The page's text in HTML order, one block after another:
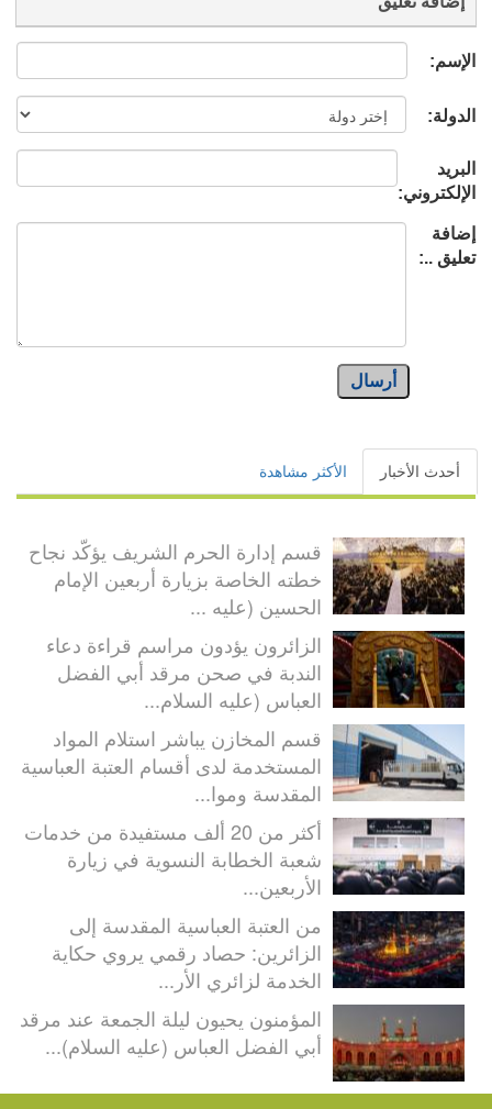
الإسم:
الدولة:
البريد
الإلكتروني:
إضافة
تعليق ..:
أرسال
أحدث الأخبار الأكثر مشاهدة
قسم إدارة الحرم الشريف يؤكّد نجاح
خطته الخاصة بزيارة أربعين الإمام
الحسين (عليه ...
الزائرون يؤدون مراسم قراءة دعاء
الندبة في صحن مرقد أبي الفضل
العباس (عليه السلام...
قسم المخازن يباشر استلام المواد
المستخدمة لدى أقسام العتبة العباسية
المقدسة وموا...
أكثر من 20 ألف مستفيدة من خدمات
شعبة الخطابة النسوية في زيارة
الأربعين...
من العتبة العباسية المقدسة إلى
الزائرين: حصاد رقمي يروي حكاية
الخدمة لزائري الأر...
المؤمنون يحيون ليلة الجمعة عند مرقد
أبي الفضل العباس (عليه السلام)...